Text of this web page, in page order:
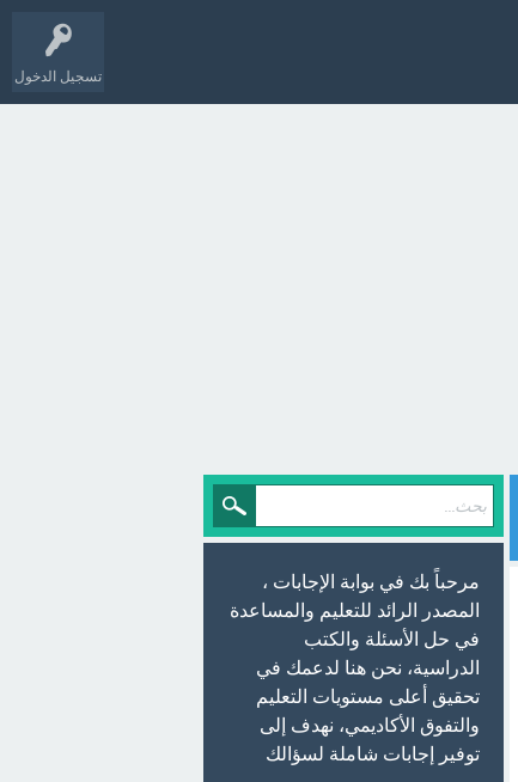
تسجيل الدخول
مرحباً بك في بوابة الإجابات ،
المصدر الرائد للتعليم والمساعدة
في حل الأسئلة والكتب
الدراسية، نحن هنا لدعمك في
تحقيق أعلى مستويات التعليم
والتفوق الأكاديمي، نهدف إلى
توفير إجابات شاملة لسؤالك